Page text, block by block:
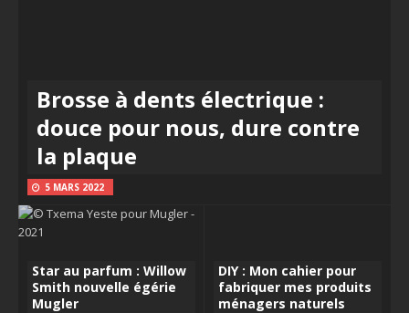
Brosse à dents électrique :
douce pour nous, dure contre
la plaque
5 MARS 2022
Star au parfum : Willow
Smith nouvelle égérie
Mugler
DIY : Mon cahier pour
fabriquer mes produits
ménagers naturels